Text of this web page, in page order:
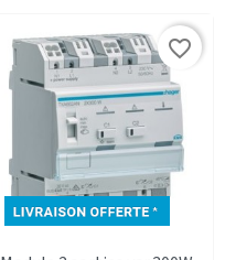
favorite_border